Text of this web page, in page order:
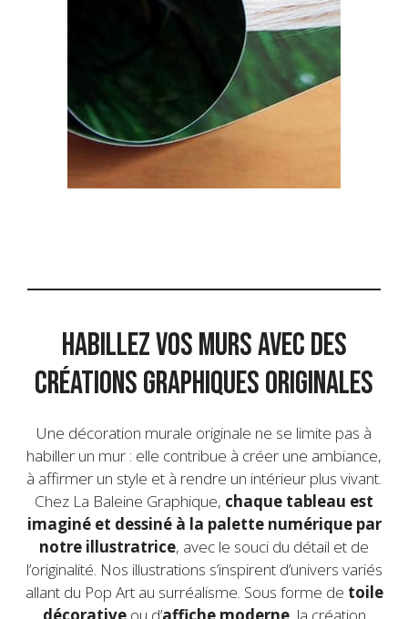
Habillez vos murs avec des
créations graphiques originales
Une décoration murale originale ne se limite pas à
habiller un mur : elle contribue à créer une ambiance,
à affirmer un style et à rendre un intérieur plus vivant.
Chez La Baleine Graphique, chaque tableau est
imaginé et dessiné à la palette numérique par
notre illustratrice, avec le souci du détail et de
l’originalité. Nos illustrations s’inspirent d’univers variés
allant du Pop Art au surréalisme. Sous forme de toile
décorativeou d’affiche moderne, la création